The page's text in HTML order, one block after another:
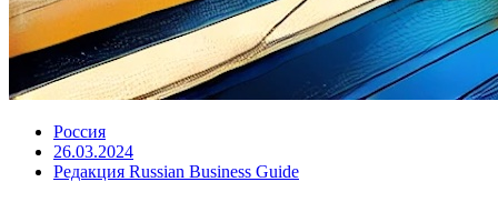
Россия
26.03.2024
Редакция Russian Business Guide